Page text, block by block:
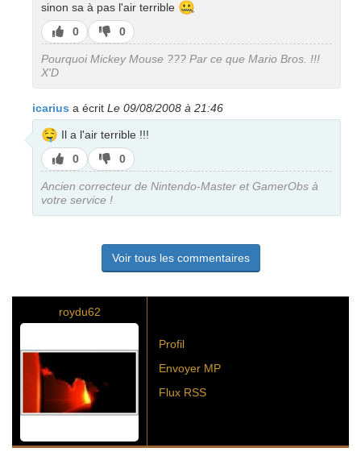
sinon sa à pas l'air terrible 🤐
J’aime
0
J’aime
pas
0
Pourquoi Mickey Mouse ??? Par ce que Mario Bros. !!!
X'D
icarius a écrit Le 09/08/2008 à 21:46
🤤 Il a l'air terrible !!!
J’aime
0
J’aime
pas
0
Ancien correcteur de Nintendo-Master et GamerObs à
votre service !
Voir tous les commentaires
roydu62
Profil
Envoyer MP
Flux RSS